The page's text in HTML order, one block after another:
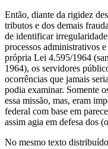
Então, diante da rigidez
tributos e dos demais
de identificar
processos administrativos
própria Lei 4.595/1964
1964), os servidores
ocorrências que jamais
podia examinar. Somente
essa missão, mas, eram
federal com base em
assim agia em defesa dos
No mesmo texto